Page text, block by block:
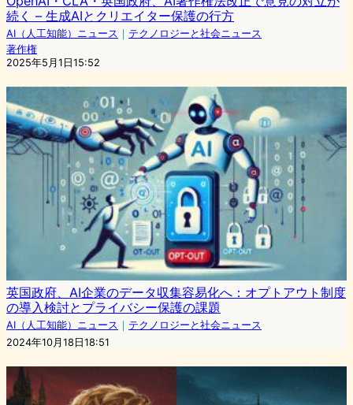
続く – 生成AIとクリエイター保護の行方
AI（人工知能）ニュース ｜ テクノロジーと社会ニュース
著作権
2025年5月1日15:52
英国政府、AI企業のデータ収集容易化へ：オプトアウト制度
の導入検討とプライバシー保護の課題
AI（人工知能）ニュース ｜ テクノロジーと社会ニュース
2024年10月18日18:51